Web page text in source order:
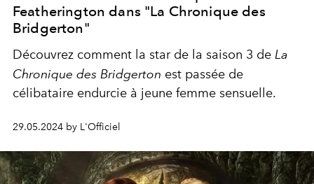
Featherington dans "La Chronique des
Bridgerton"
Découvrez comment la star de la saison 3 de La
Chronique des Bridgerton est passée de
célibataire endurcie à jeune femme sensuelle.
29.05.2024 by L'Officiel